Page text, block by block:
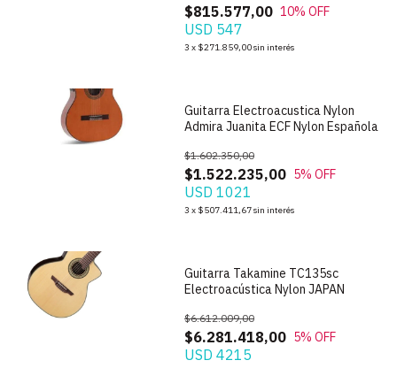
$815.577,00 10% OFF
USD 547
3 x $271.859,00sin interés
Guitarra Electroacustica Nylon
Admira Juanita ECF Nylon Española
$1.522.235,00
$1.602.350,00
5% OFF
USD 1021
3 x $507.411,67sin interés
Guitarra Takamine TC135sc
Electroacústica Nylon JAPAN
$6.281.418,00
$6.612.009,00
5% OFF
USD 4215